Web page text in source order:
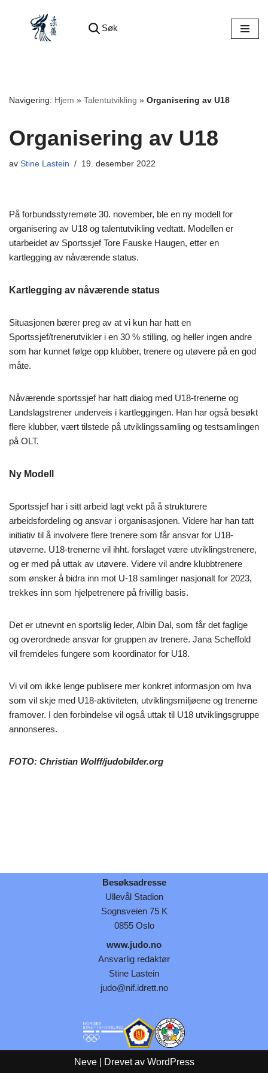
Søk
Navigering: Hjem » Talentutvikling » Organisering av U18
Organisering av U18
av Stine Lastein 19. desember 2022
På forbundsstyremøte 30. november, ble en ny modell for
organisering av U18 og talentutvikling vedtatt. Modellen er
utarbeidet av Sportssjef Tore Fauske Haugen, etter en
kartlegging av nåværende status.
Kartlegging av nåværende status
Situasjonen bærer preg av at vi kun har hatt en
Sportssjef/trenerutvikler i en 30 % stilling, og heller ingen andre
som har kunnet følge opp klubber, trenere og utøvere på en god
måte.
Nåværende sportssjef har hatt dialog med U18-trenerne og
Landslagstrener underveis i kartleggingen. Han har også besøkt
flere klubber, vært tilstede på utviklingssamling og testsamlingen
på OLT.
Ny Modell
Sportssjef har i sitt arbeid lagt vekt på å strukturere
arbeidsfordeling og ansvar i organisasjonen. Videre har han tatt
initiativ til å involvere flere trenere som får ansvar for U18-
utøverne. U18-trenerne vil ihht. forslaget være utviklingstrenere,
og er med på uttak av utøvere. Videre vil andre klubbtrenere
som ønsker å bidra inn mot U-18 samlinger nasjonalt for 2023,
trekkes inn som hjelpetrenere på frivillig basis.
Det er utnevnt en sportslig leder, Albin Dal, som får det faglige
og overordnede ansvar for gruppen av trenere. Jana Scheffold
vil fremdeles fungere som koordinator for U18.
Vi vil om ikke lenge publisere mer konkret informasjon om hva
som vil skje med U18-aktiviteten, utviklingsmiljøene og trenerne
framover. I den forbindelse vil også uttak til U18 utviklingsgruppe
annonseres.
FOTO: Christian Wolff/judobilder.org
Besøksadresse
Ullevål Stadion
Sognsveien 75 K
0855 Oslo
www.judo.no
Ansvarlig redaktør
Stine Lastein
judo@nif.idrett.no
Neve| Drevet av WordPress